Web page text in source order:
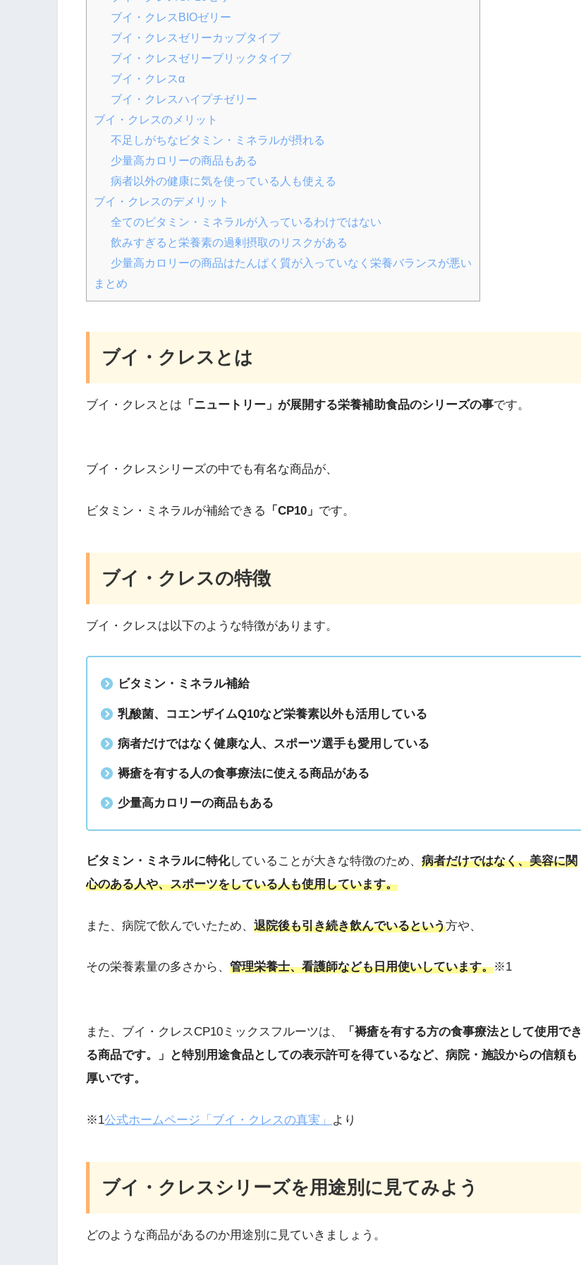
ブイ・クレスBIOゼリー
ブイ・クレスゼリーカップタイプ
ブイ・クレスゼリーブリックタイプ
ブイ・クレスα
ブイ・クレスハイプチゼリー
ブイ・クレスのメリット
不足しがちなビタミン・ミネラルが摂れる
少量高カロリーの商品もある
病者以外の健康に気を使っている人も使える
ブイ・クレスのデメリット
全てのビタミン・ミネラルが入っているわけではない
飲みすぎると栄養素の過剰摂取のリスクがある
少量高カロリーの商品はたんぱく質が入っていなく栄養バランスが悪い
まとめ
ブイ・クレスとは
ブイ・クレスとは 「ニュートリー」が展開する栄養補助食品のシリーズの事です。
ブイ・クレスシリーズの中でも有名な商品が、
ビタミン・ミネラルが補給できる 「CP10」 です。
ブイ・クレスの特徴
ブイ・クレスは以下のような特徴があります。
ビタミン・ミネラル補給
乳酸菌、コエンザイムQ10など栄養素以外も活用している
病者だけではなく健康な人、スポーツ選手も愛用している
褥瘡を有する人の食事療法に使える商品がある
少量高カロリーの商品もある
ビタミン・ミネラルに特化していることが大きな特徴のため、 病者だけではなく、美容に関
心のある人や、スポーツをしている人も使用しています。
また、病院で飲んでいたため、 退院後も引き続き飲んでいるという方や、
その栄養素量の多さから、 管理栄養士、看護師なども日用使いしています。※1
また、ブイ・クレスCP10ミックスフルーツは、
「褥瘡を有する方の食事療法として使用でき
る商品です。」と特別用途食品としての表示許可を得ているなど、病院・施設からの信頼も
厚いです。
※1公式ホームページ「ブイ・クレスの真実」 より
ブイ・クレスシリーズを用途別に見てみよう
どのような商品があるのか用途別に見ていきましょう。